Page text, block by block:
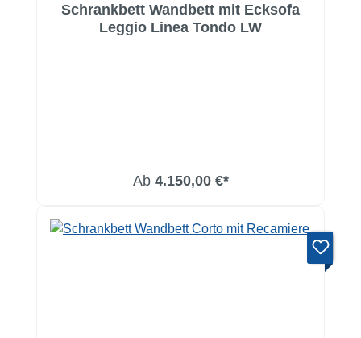
Schrankbett Wandbett mit Ecksofa
Leggio Linea Tondo LW
Ab 4.150,00 €*